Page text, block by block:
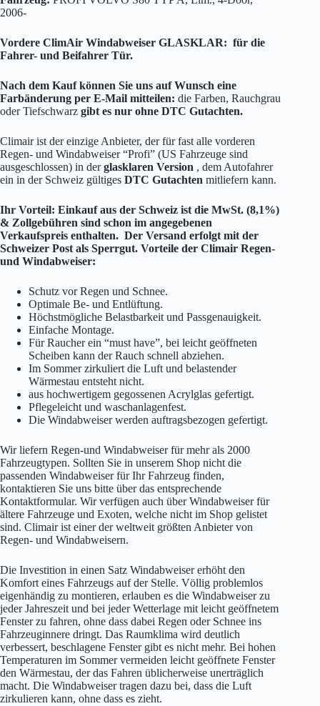
2006-
Vordere ClimAir Windabweiser GLASKLAR: für die
Fahrer- und Beifahrer Tür.
Nach dem Kauf können Sie uns auf Wunsch eine
Farbänderung per E-Mail mitteilen: die Farben, Rauchgrau
oder Tiefschwarz gibt es nur ohne DTC Gutachten.
Climair ist der einzige Anbieter, der für fast alle vorderen
Regen- und Windabweiser “Profi” (US Fahrzeuge sind
ausgeschlossen) in derglasklaren Version , dem Autofahrer
ein in der Schweiz gültiges DTC Gutachten mitliefern kann.
Ihr Vorteil: Einkauf aus der Schweiz ist die MwSt. (8,1%)
& Zollgebühren sind schon im angegebenen
Verkaufspreis enthalten. Der Versand erfolgt mit der
Schweizer Post als Sperrgut. Vorteile der Climair Regen-
und Windabweiser:
Schutz vor Regen und Schnee.
Optimale Be- und Entlüftung.
Höchstmögliche Belastbarkeit und Passgenauigkeit.
Einfache Montage.
Für Raucher ein “must have”, bei leicht geöffneten
Scheiben kann der Rauch schnell abziehen.
Im Sommer zirkuliert die Luft und belastender
Wärmestau entsteht nicht.
aus hochwertigem gegossenen Acrylglas gefertigt.
Pflegeleicht und waschanlagenfest.
Die Windabweiser werden auftragsbezogen gefertigt.
Wir liefern Regen-und Windabweiser für mehr als 2000
Fahrzeugtypen. Sollten Sie in unserem Shop nicht die
passenden Windabweiser für Ihr Fahrzeug finden,
kontaktieren Sie uns bitte über das entsprechende
Kontaktformular. Wir verfügen auch über Windabweiser für
ältere Fahrzeuge und Exoten, welche nicht im Shop gelistet
sind. Climair ist einer der weltweit größten Anbieter von
Regen- und Windabweisern.
Die Investition in einen Satz Windabweiser erhöht den
Komfort eines Fahrzeugs auf der Stelle. Völlig problemlos
eigenhändig zu montieren, erlauben es die Windabweiser zu
jeder Jahreszeit und bei jeder Wetterlage mit leicht geöffnetem
Fenster zu fahren, ohne dass dabei Regen oder Schnee ins
Fahrzeuginnere dringt. Das Raumklima wird deutlich
verbessert, beschlagene Fenster gibt es nicht mehr. Bei hohen
Temperaturen im Sommer vermeiden leicht geöffnete Fenster
den Wärmestau, der das Fahren üblicherweise unerträglich
macht. Die Windabweiser tragen dazu bei, dass die Luft
zirkulieren kann, ohne dass es zieht.